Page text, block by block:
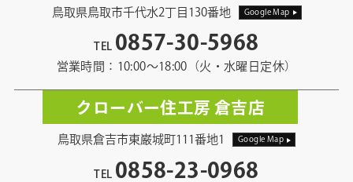
鳥取県鳥取市千代水2丁目130番地 Google Map
TEL 0857-30-5968
営業時間：10:00〜18:00（火・水曜日定休）
クローバー住工房 倉吉店
鳥取県倉吉市東巌城町111番地1 Google Map
TEL 0858-23-0968